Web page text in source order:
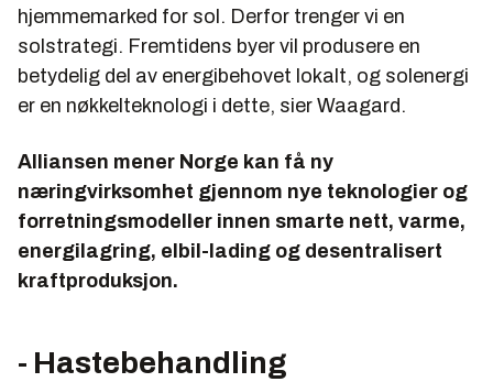
hjemmemarked for sol. Derfor trenger vi en
solstrategi. Fremtidens byer vil produsere en
betydelig del av energibehovet lokalt, og solenergi
er en nøkkelteknologi i dette, sier Waagard.
Alliansen mener Norge kan få ny
næringvirksomhet gjennom nye teknologier og
forretningsmodeller innen smarte nett, varme,
energilagring, elbil-lading og desentralisert
kraftproduksjon.
- Hastebehandling